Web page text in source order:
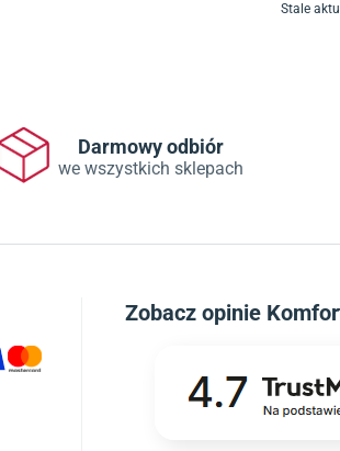
Stale
Darmowy odbiór
we wszystkich sklepach
Zobacz opinie